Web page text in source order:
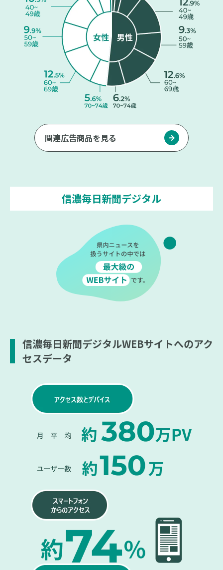
関連広告商品を見る
信濃毎日新聞デジタル
信濃毎日新聞デジタルWEBサイトへのアク
セスデータ